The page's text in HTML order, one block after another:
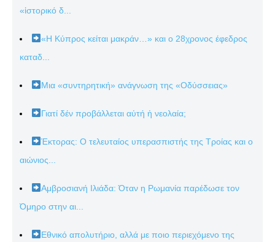
«ἱστορικό δ...
«Η Κύπρος κείται μακράν…» και ο 28χρονος έφεδρος
καταδ...
Μια «συντηρητική» ανάγνωση της «Οδύσσειας»
Γιατί δέν προβάλλεται αὐτή ἡ νεολαία;
Έκτορας: Ο τελευταίος υπερασπιστής της Τροίας και ο
αιώνιος...
Αμβροσιανή Ιλιάδα: Όταν η Ρωμανία παρέδωσε τον
Όμηρο στην αι...
Εθνικό απολυτήριο, αλλά με ποιο περιεχόμενο της